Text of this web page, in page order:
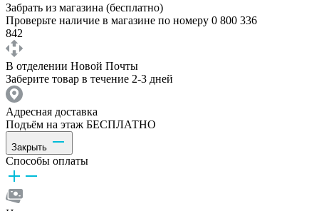
Забрать из магазина (бесплатно)
Проверьте наличие в магазине по номеру 0 800 336
842
В отделении Новой Почты
Заберите товар в течение 2-3 дней
Адресная доставка
Подъём на этаж БЕСПЛАТНО
Закрыть
Способы оплаты